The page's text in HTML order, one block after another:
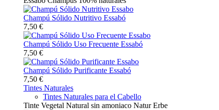
Champú Sólido Nutritivo Essabó
7,50 €
Champú Sólido Uso Frecuente Essabó
7,50 €
Champú Sólido Purificante Essabó
7,50 €
Tintes Naturales
Tintes Naturales para el Cabello
Tinte Vegetal Natural sin amoniaco Natur Erbe